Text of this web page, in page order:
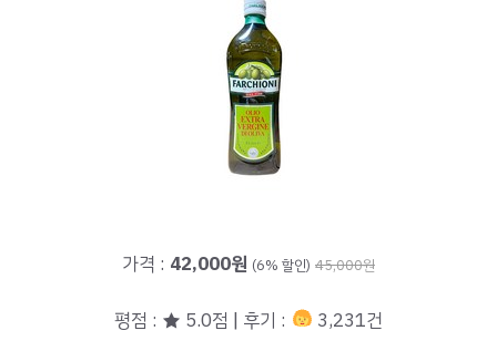
가격 : 42,000원 (6% 할인) 45,000원
평점 : ★ 5.0점 | 후기 : 3,231건